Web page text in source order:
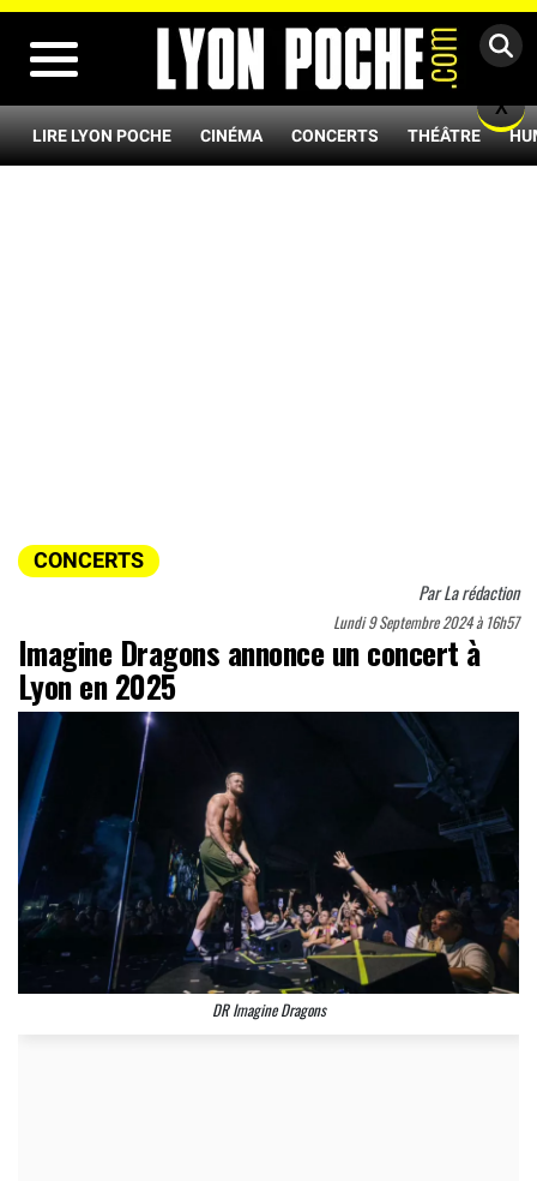
LIRE LYON POCHE CINÉMA CONCERTS THÉÂTRE
CONCERTS
ParLa rédaction
Lundi 9 Septembre 2024 à 16h57
Imagine Dragons annonce un concert à
Lyon en 2025
DR Imagine Dragons
X